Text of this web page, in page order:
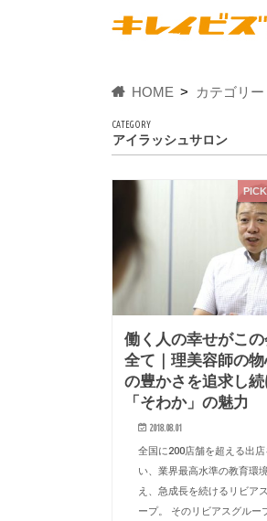
HOME カテゴリー
CATEGORY
アイラッシュサロン
働く人の幸せがこ
全て｜理美容師の
の豊かさを追求し
「そわか」の魅力
2018.08.01
全国に200店舗を超える出
い、業界最高水準の教育環
え、急成長を続けるリビア
ープ。 そのリビアスグルー